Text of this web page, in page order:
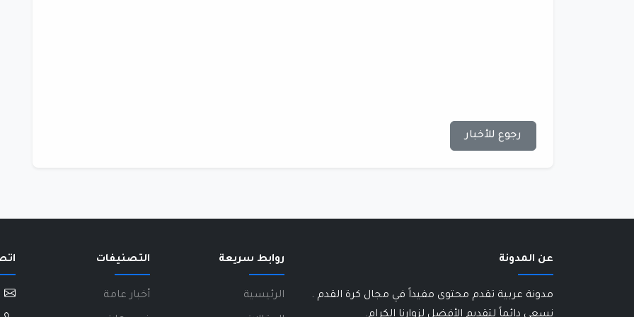
رجوع للأخبار
عن المدونة
مدونة عربية تقدم محتوى مفيداً في مجال كرة القدم .
روابط سريعة
الرئيسية
التصنيفات
أخبار عامة